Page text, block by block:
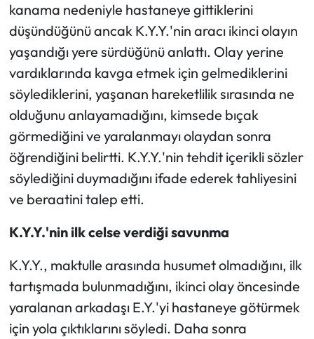
kanama nedeniyle hastaneye gittiklerini
düşündüğünü ancak K.Y.Y.'nin aracı ikinci olayın
yaşandığı yere sürdüğünü anlattı. Olay yerine
vardıklarında kavga etmek için gelmediklerini
söylediklerini, yaşanan hareketlilik sırasında ne
olduğunu anlayamadığını, kimsede bıçak
görmediğini ve yaralanmayı olaydan sonra
öğrendiğini belirtti. K.Y.Y.'nin tehdit içerikli sözler
söylediğini duymadığını ifade ederek tahliyesini
ve beraatini talep etti.
K.Y.Y.'nin ilk celse verdiği savunma
K.Y.Y., maktulle arasında husumet olmadığını, ilk
tartışmada bulunmadığını, ikinci olay öncesinde
yaralanan arkadaşı E.Y.'yi hastaneye götürmek
için yola çıktıklarını söyledi. Daha sonra